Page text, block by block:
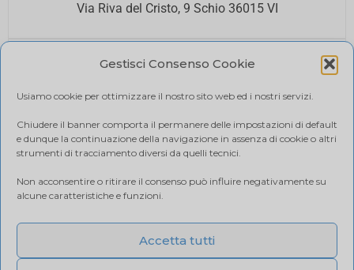
Gestisci Consenso Cookie
Usiamo cookie per ottimizzare il nostro sito web ed i nostri servizi.
Chiudere il banner comporta il permanere delle impostazioni di default
e dunque la continuazione della navigazione in assenza di cookie o altri
strumenti di tracciamento diversi da quelli tecnici.
Non acconsentire o ritirare il consenso può influire negativamente su
alcune caratteristiche e funzioni.
Accetta tutti
Via Riva del Cristo, 9 Schio 36015 VI
I tuoi pagamenti online sono protetti e accettiamo il
RIMBORSI E RESI
Politica di reso
SPEDIZIONE
alla quantità di acquisto. Visualizza il tuo carrello.